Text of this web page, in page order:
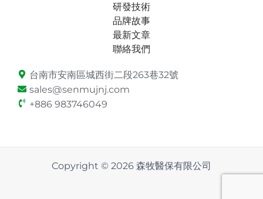
研發技術
品牌故事
最新文章
聯絡我們
台南市安南區城西街二段263巷32號
sales@senmujnj.com
+886 983746049
Copyright © 2026 森牧醫保有限公司